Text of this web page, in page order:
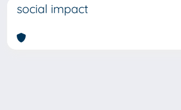
social impact